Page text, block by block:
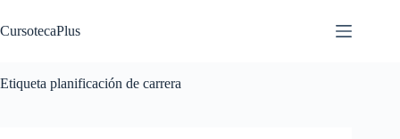
al
contenido
CursotecaPlus
Etiqueta planificación de carrera